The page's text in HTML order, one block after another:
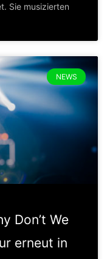
Sie musizierten
NEWS
Don’t We
erneut in